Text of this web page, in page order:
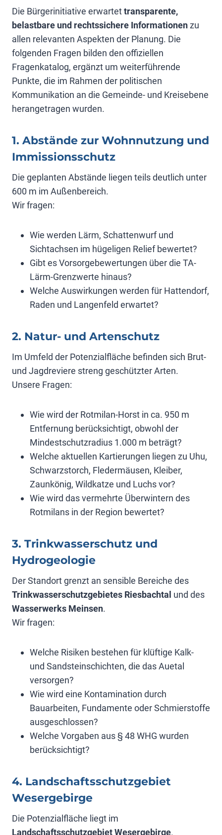
Die Bürgerinitiative erwartettransparente,
belastbare und rechtssichere Informationenzu
allen relevanten Aspekten der Planung. Die
folgenden Fragen bilden den offiziellen
Fragenkatalog, ergänzt um weiterführende
Punkte, die im Rahmen der politischen
Kommunikation an die Gemeinde- und Kreisebene
herangetragen wurden.
1. Abstände zur Wohnnutzung und
Immissionsschutz
Die geplanten Abstände liegen teils deutlich unter
600 m im Außenbereich.
Wir fragen:
Wie werden Lärm, Schattenwurf und
Sichtachsen im hügeligen Relief bewertet?
Gibt es Vorsorgebewertungen über die TA-
Lärm-Grenzwerte hinaus?
Welche Auswirkungen werden für Hattendorf,
Raden und Langenfeld erwartet?
2. Natur- und Artenschutz
Im Umfeld der Potenzialfläche befinden sich Brut-
und Jagdreviere streng geschützter Arten.
Unsere Fragen:
Wie wird der Rotmilan-Horst in ca. 950 m
Entfernung berücksichtigt, obwohl der
Mindestschutzradius 1.000 m beträgt?
Welche aktuellen Kartierungen liegen zu Uhu,
Schwarzstorch, Fledermäusen, Kleiber,
Zaunkönig, Wildkatze und Luchs vor?
Wie wird das vermehrte Überwintern des
Rotmilans in der Region bewertet?
3. Trinkwasserschutz und
Hydrogeologie
Der Standort grenzt an sensible Bereiche des
Trinkwasserschutzgebietes Riesbachtal und des
Wasserwerks Meinsen.
Wir fragen:
Welche Risiken bestehen für klüftige Kalk-
und Sandsteinschichten, die das Auetal
versorgen?
Wie wird eine Kontamination durch
Bauarbeiten, Fundamente oder Schmierstoffe
ausgeschlossen?
Welche Vorgaben aus § 48 WHG wurden
berücksichtigt?
4. Landschaftsschutzgebiet
Wesergebirge
Die Potenzialfläche liegt im
Landschaftsschutzgebiet Wesergebirge.